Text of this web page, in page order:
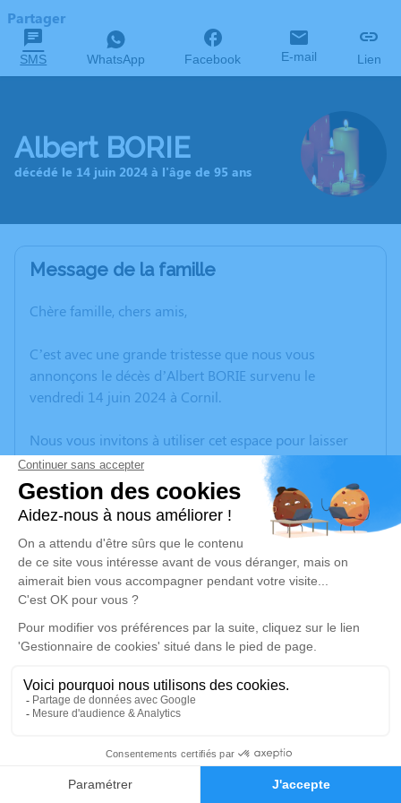
Faire-part Hommages
Partager
SMS WhatsApp Facebook E-mail Lien
Albert BORIE
décédé le 14 juin 2024 à l'âge de 95 ans
Message de la famille
Chère famille, chers amis,
C’est avec une grande tristesse que nous vous
annonçons le décès d’Albert BORIE survenu le
vendredi 14 juin 2024 à Cornil.
Nous vous invitons à utiliser cet espace pour laisser
vos condoléances, partager des photos souvenirs, une
anecdote ou exprimer vos pensées à travers des
poèmes ou des textes. Cet endroit est un lieu
d'expression dédié à honorer la mémoire d’Albert
BORIE.
Cérémonie religieuse
Église de Monceaux-sur-Dordogne
19400 Monceaux-sur-Dordogne
Je rends hommage